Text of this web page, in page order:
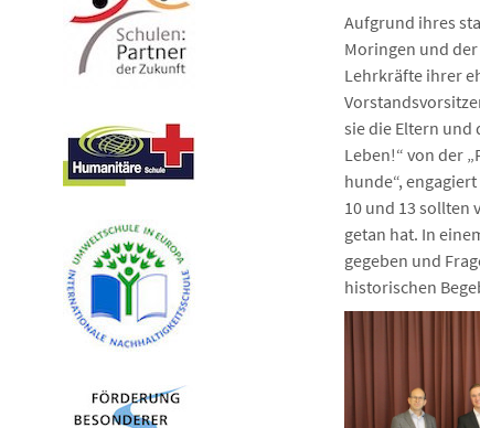
Aufgrund ihres
Moringen und
Lehrkräfte ihrer
sie die Eltern und
Leben!“ von der
hunde“,
10 und 13 sollten
getan hat. In
gegeben und
historischen